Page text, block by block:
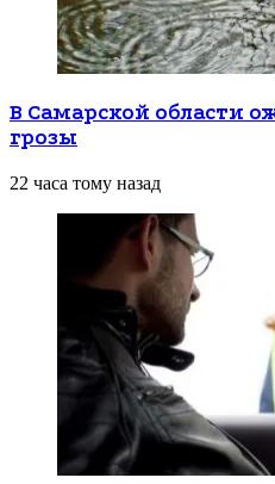
В Самарской области
грозы
22 часа тому назад